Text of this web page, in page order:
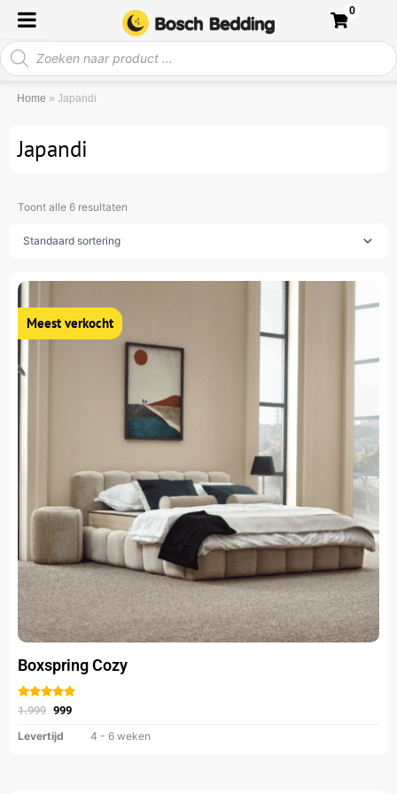
naar
de
inhoud
Producten
zoeken
0
Home » Japandi
Japandi
Toont alle 6 resultaten
Boxspring Cozy
Gewaardeerd
1.999
Oorspronkelijke
was:
1.999.
999
Huidige
is:
999.
Dit
heeft
variaties.
Deze
optie
gekozen
de
productpagina
Levertijd 4 - 6 weken